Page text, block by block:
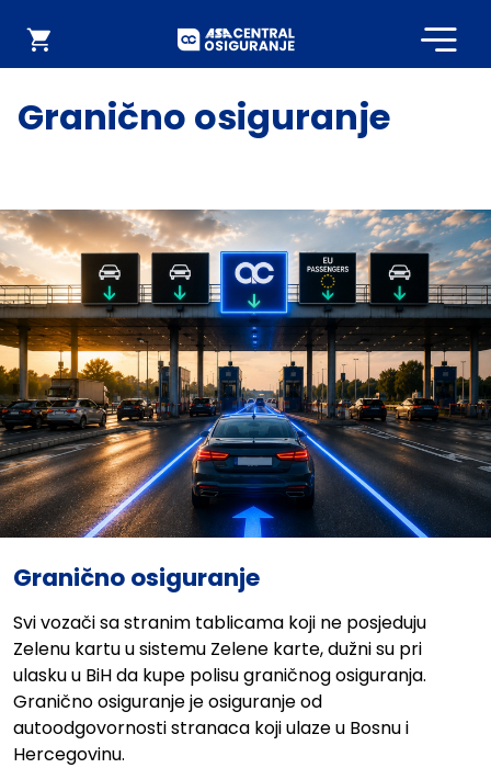
Webshop
Granično osiguranje
Granično osiguranje
Svi vozači sa stranim tablicama koji ne posjeduju
Zelenu kartu u sistemu Zelene karte, dužni su pri
ulasku u BiH da kupe polisu graničnog osiguranja.
Granično osiguranje je osiguranje od
autoodgovornosti stranaca koji ulaze u Bosnu i
Hercegovinu.